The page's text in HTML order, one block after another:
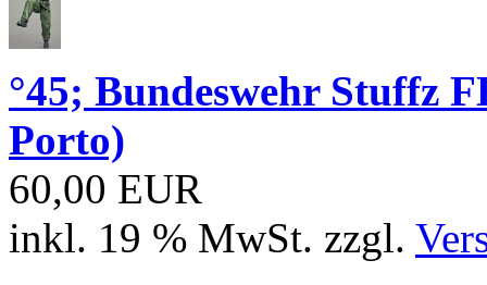
°45; Bundeswehr Stuffz
Porto)
60,00 EUR
inkl. 19 % MwSt. zzgl.